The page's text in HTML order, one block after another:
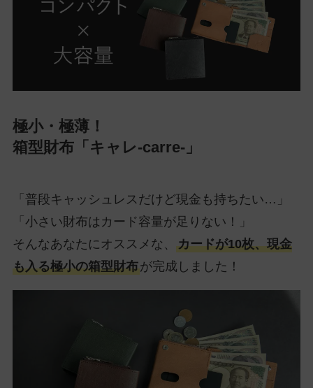
極小・極薄！
箱型財布「キャレ-carre-」
「普段キャッシュレスだけど現金も持ちたい…」
「小さい財布はカード容量が足りない！」
そんなあなたにオススメな、 カードが10枚、現金
も入る極小の箱型財布が完成しました！